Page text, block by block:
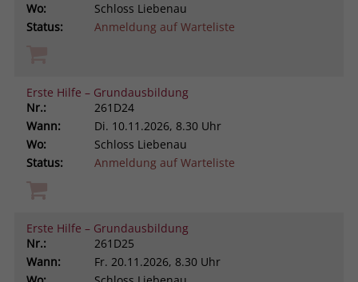
Wo:
Schloss Liebenau
Status:
Anmeldung auf Warteliste
Erste Hilfe – Grundausbildung
Nr.:
261D24
Wann:
Di. 10.11.2026, 8.30 Uhr
Wo:
Schloss Liebenau
Status:
Anmeldung auf Warteliste
Erste Hilfe – Grundausbildung
Nr.:
261D25
Wann:
Fr. 20.11.2026, 8.30 Uhr